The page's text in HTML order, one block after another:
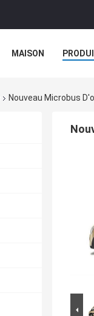
MAISON
Nouveau Microbus